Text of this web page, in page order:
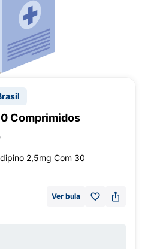
Comprimidos
2,5mg Com 30
Ver bula